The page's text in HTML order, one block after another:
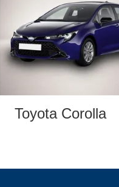
Toyota Corolla